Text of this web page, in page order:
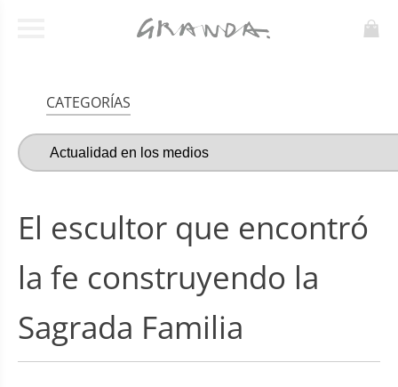
CATEGORÍAS
El escultor que encontró
la fe construyendo la
Sagrada Familia